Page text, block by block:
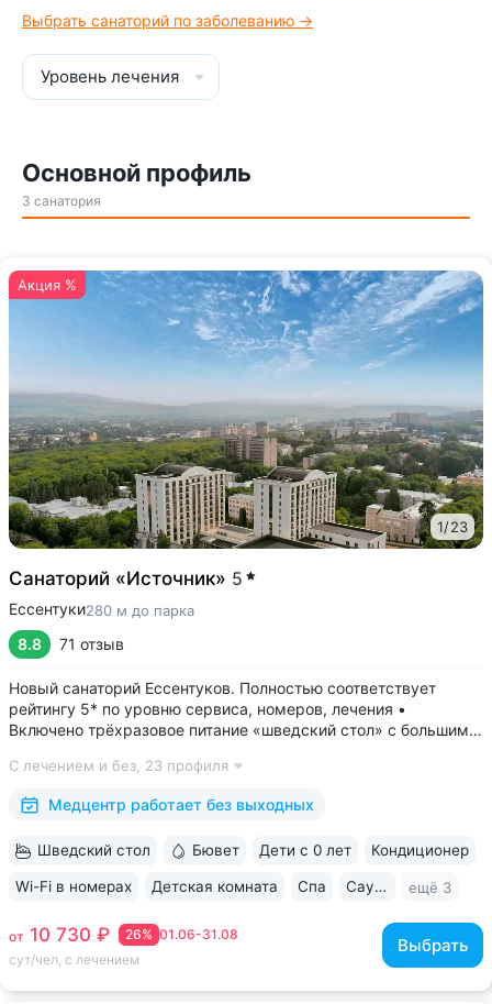
Выбрать санаторий по заболеванию →
Уровень лечения
Основной профиль
3 санатория
Акция %
1/23
Санаторий «Источник» 5
Ессентуки280 м до парка
8.8 71 отзыв
Новый санаторий Ессентуков. Полностью соответствует
рейтингу 5* по уровню сервиса, номеров, лечения •
Включено трёхразовое питание «шведский стол» с большим
в Ессентуках • Центр Курортной зоны: 3 минуты
до Курортного парка и Грязелечебницы им....
С лечением и без, 23 профиля
Медцентр работает без выходных
01.06-31.08
26%
от 10 730 ₽
сут/чел, с лечением
Выбрать
Шведский стол Бювет Дети с 0 лет Кондиционер
Wi-Fi в номерах Детская комната Спа Сауна / хаммам ещё 3